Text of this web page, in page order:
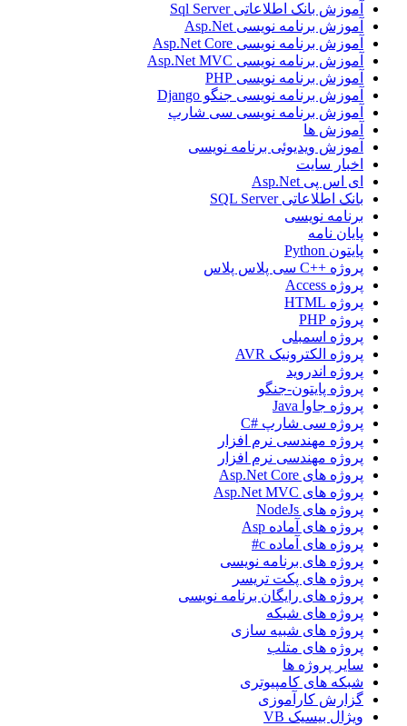
آموزش بانک اطلاعاتی Sql Server
آموزش برنامه نویسی Asp.Net
آموزش برنامه نویسی Asp.Net Core
آموزش برنامه نویسی Asp.Net MVC
آموزش برنامه نویسی PHP
آموزش برنامه نویسی جنگو Django
آموزش برنامه نویسی سی شارپ
آموزش ها
آموزش ویدیوئی برنامه نویسی
اخبار سایت
ای اس پی Asp.Net
بانک اطلاعاتی SQL Server
برنامه نویسی
پایان نامه
پایتون Python
پروژه ++C سی پلاس پلاس
پروژه Access
پروژه HTML
پروژه PHP
پروژه اسمبلی
پروژه الکترونیک AVR
پروژه اندروید
پروژه پایتون-جنگو
پروژه جاوا Java
پروژه سی شارپ #C
پروژه مهندسی نرم افزار
پروژه مهندسی نرم افزار
پروژه های Asp.Net Core
پروژه های Asp.Net MVC
پروژه های NodeJs
پروژه های آماده Asp
پروژه های آماده c#
پروژه های برنامه نویسی
پروژه های پکت تریسر
پروژه های رایگان برنامه نویسی
پروژه های شبکه
پروژه های شبیه سازی
پروژه های متلب
سایر پروژه ها
شبکه های کامپیوتری
گزارش کارآموزی
ویژال بیسیک VB